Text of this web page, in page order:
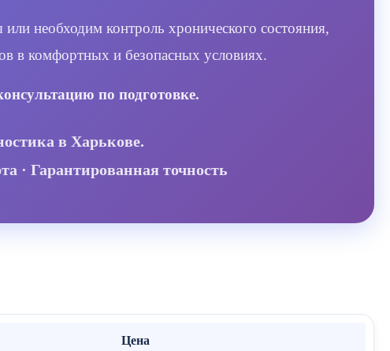
необходим контроль хронического состояния,
в комфортных и безопасных условиях.
по подготовке.
в Харькове.
· Гарантированная точность
Цена